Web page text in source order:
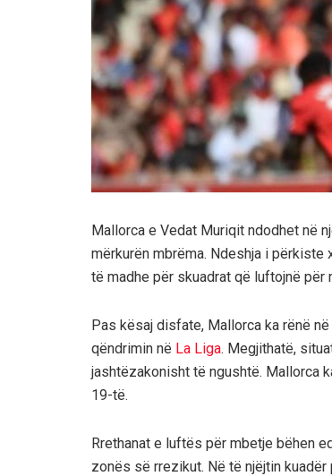
Mallorca e Vedat Muriqit ndodhet në
mërkurën mbrëma. Ndeshja i përkiste
të madhe për skuadrat që luftojnë për
Pas kësaj disfate, Mallorca ka rënë
qëndrimin në La Liga. Megjithatë,
jashtëzakonisht të ngushtë. Mallorca
19-të.
Rrethanat e luftës për mbetje bëhen
zonës së rrezikut. Në të njëjtin